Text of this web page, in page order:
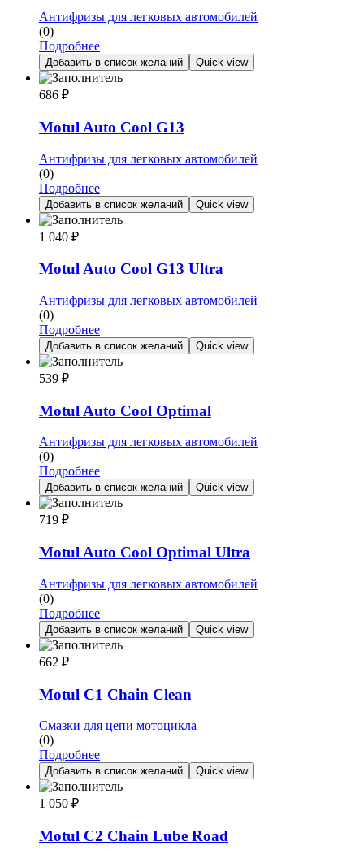
Антифризы для легковых автомобилей
(0)
Подробнее
Добавить в список желаний Quick view
686 ₽
Motul Auto Cool G13
Антифризы для легковых автомобилей
(0)
Подробнее
Добавить в список желаний Quick view
1 040 ₽
Motul Auto Cool G13 Ultra
Антифризы для легковых автомобилей
(0)
Подробнее
Добавить в список желаний Quick view
539 ₽
Motul Auto Cool Optimal
Антифризы для легковых автомобилей
(0)
Подробнее
Добавить в список желаний Quick view
719 ₽
Motul Auto Cool Optimal Ultra
Антифризы для легковых автомобилей
(0)
Подробнее
Добавить в список желаний Quick view
662 ₽
Motul C1 Chain Clean
Смазки для цепи мотоцикла
(0)
Подробнее
Добавить в список желаний Quick view
1 050 ₽
Motul C2 Chain Lube Road